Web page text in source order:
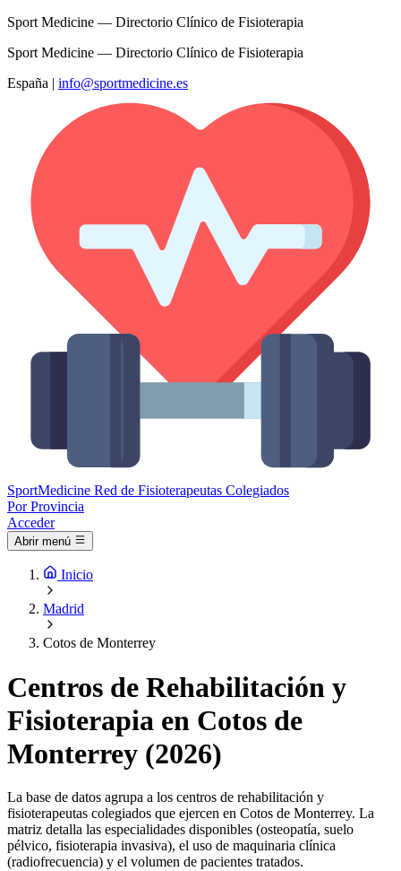
Sport Medicine — Directorio Clínico de Fisioterapia
Sport Medicine — Directorio Clínico de Fisioterapia
España | info@sportmedicine.es
SportMedicine Red de Fisioterapeutas Colegiados
Por Provincia
Acceder
Abrir menú
Inicio
Madrid
Cotos de Monterrey
Centros de Rehabilitación y
Fisioterapia en Cotos de
Monterrey (2026)
La base de datos agrupa a los centros de rehabilitación y
fisioterapeutas colegiados que ejercen en Cotos de Monterrey. La
matriz detalla las especialidades disponibles (osteopatía, suelo
pélvico, fisioterapia invasiva), el uso de maquinaria clínica
(radiofrecuencia) y el volumen de pacientes tratados.